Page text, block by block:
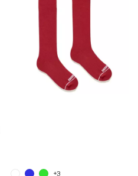
+3